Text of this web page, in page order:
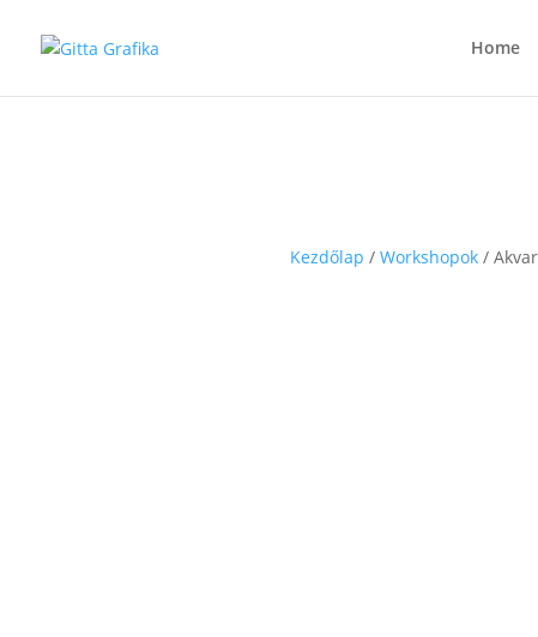
Home
Kezdőlap / Workshopok/